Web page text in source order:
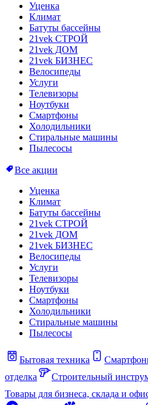
Уценка
Климат
Батуты бассейны
21vek СТРОЙ
21vek ДОМ
21vek БИЗНЕС
Велосипеды
Услуги
Телевизоры
Ноутбуки
Смартфоны
Холодильники
Стиральные машины
Пылесосы
Все акции
Уценка
Климат
Батуты бассейны
21vek СТРОЙ
21vek ДОМ
21vek БИЗНЕС
Велосипеды
Услуги
Телевизоры
Ноутбуки
Смартфоны
Холодильники
Стиральные машины
Пылесосы
Бытовая техника
отделка
Строительный
Товары для бизнеса, склада и